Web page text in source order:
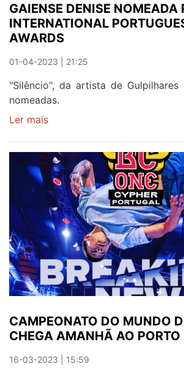
GAIENSE DENISE NOMEADA
INTERNATIONAL
AWARDS
01-04-2023 | 21:25
"Silêncio", da artista de Gulpilhares
nomeadas.
Ler mais
NOMEADA
PARA
OS
INTERNATIONAL
PORTUGUESE
MUSIC
AWARDS
CAMPEONATO DO MUNDO
CHEGA AMANHÃ AO PORTO
16-03-2023 | 15:59